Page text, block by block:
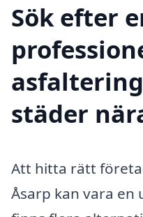
Sök efter
städer
Att hitta rätt
Åsarp kan vara